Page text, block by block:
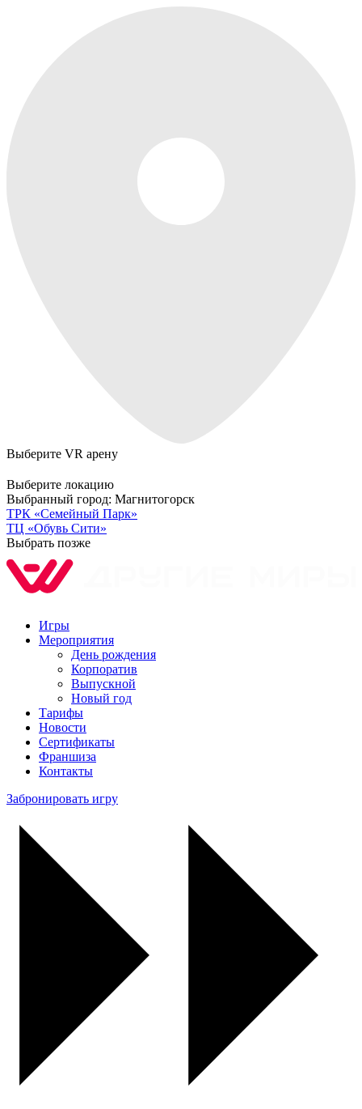
Выберите VR арену
Выберите локацию
Выбранный город: Магнитогорск
ТРК «Семейный Парк»
ТЦ «Обувь Сити»
Выбрать позже
Игры
Мероприятия
День рождения
Корпоратив
Выпускной
Новый год
Тарифы
Новости
Сертификаты
Франшиза
Контакты
Забронировать игру